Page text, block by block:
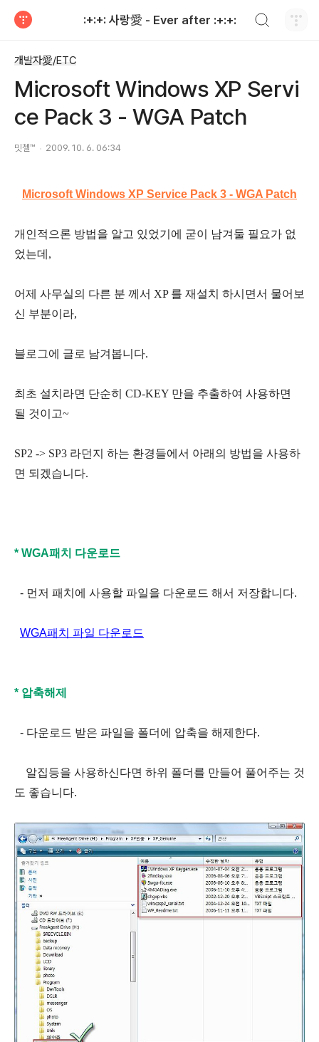
:+:+: 사랑愛 - Ever after :+:+:
개발자愛/ETC
Microsoft Windows XP Servi
ce Pack 3 - WGA Patch
밋첼™ 2009. 10. 6. 06:34
Microsoft Windows XP Service Pack 3 - WGA Patch
개인적으론 방법을 알고 있었기에 굳이 남겨둘 필요가 없
었는데,
어제 사무실의 다른 분 께서 XP 를 재설치 하시면서 물어보
신 부분이라,
블로그에 글로 남겨봅니다.
최초 설치라면 단순히 CD-KEY 만을 추출하여 사용하면
될 것이고~
SP2 -> SP3 라던지 하는 환경들에서 아래의 방법을 사용하
면 되겠습니다.
* WGA패치 다운로드
- 먼저 패치에 사용할 파일을 다운로드 해서 저장합니다.
WGA패치 파일 다운로드
* 압축해제
- 다운로드 받은 파일을 폴더에 압축을 해제한다.
알집등을 사용하신다면 하위 폴더를 만들어 풀어주는 것
도 좋습니다.